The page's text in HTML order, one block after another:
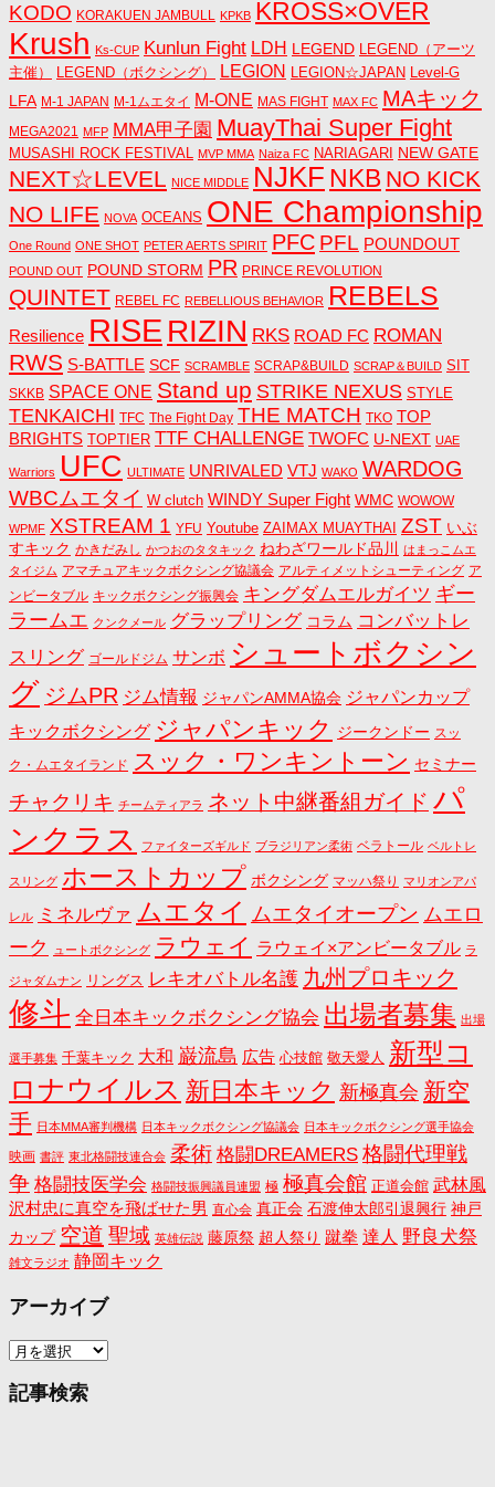
KODO KORAKUEN JAMBULL KPKB KROSS×OVER
Krush Ks-CUP Kunlun Fight LDH LEGEND LEGEND（アーツ
主催）
LEGEND（ボクシング） LEGION LEGION☆JAPAN Level-G
LFA M-1 JAPAN M-1ムエタイ M-ONE MAS FIGHT MAX FC MAキック
MEGA2021 MFP MMA甲子園 MuayThai Super Fight
MUSASHI ROCK FESTIVAL MVP MMA Naiza FC NARIAGARI NEW GATE
NEXT☆LEVEL NICE MIDDLE NJKF NKB NO KICK
NO LIFE NOVA OCEANS ONE Championship
One Round ONE SHOT PETER AERTS SPIRIT PFC PFL POUNDOUT
POUND OUT POUND STORM PR PRINCE REVOLUTION
QUINTET REBEL FC REBELLIOUS BEHAVIOR REBELS
Resilience RISE RIZIN RKS ROAD FC ROMAN
RWS S-BATTLE SCF SCRAMBLE SCRAP&BUILD SCRAP＆BUILD SIT
SKKB SPACE ONE Stand up STRIKE NEXUS STYLE
TENKAICHI TFC The Fight Day THE MATCH TKO TOP
BRIGHTS TOPTIER TTF CHALLENGE TWOFC U-NEXT UAE
Warriors UFC ULTIMATE UNRIVALED VTJ WAKO WARDOG
WBCムエタイ W clutch WINDY Super Fight WMC WOWOW
WPMF XSTREAM 1 YFU Youtube ZAIMAX MUAYTHAI ZST いぶ
すキック かきだみし かつおのタタキック ねわざワールド品川
はまっこムエ
タイジム アマチュアキックボクシング協議会 アルティメットシューティング ア
ンビータブル キックボクシング振興会 キングダムエルガイツ ギー
ラームエ クンクメール グラップリング コラム コンバットレ
スリング ゴールドジム サンボ シュートボクシン
グ ジムPR ジム情報 ジャパンAMMA協会 ジャパンカップ
キックボクシング ジャパンキック ジークンドー スッ
ク・ムエタイランド スック・ワンキントーン セミナー
チャクリキ チームティアラ ネット中継番組ガイド パ
ンクラス
ファイターズギルド ブラジリアン柔術 ベラトール ベルトレ
スリング ホーストカップ ボクシング マッハ祭り マリオンアパ
レル ミネルヴァ ムエタイ ムエタイオープン ムエロ
ーク
ュートボクシング ラウェイ ラウェイ×アンビータブル ラ
ジャダムナン リングス レキオバトル名護 九州プロキック
修斗 全日本キックボクシング協会 出場者募集 出場
選手募集 千葉キック 大和 巌流島 広告 心技館 敬天愛人 新型コ
ロナウイルス 新日本キック 新極真会 新空
手 日本MMA審判機構 日本キックボクシング協議会 日本キックボクシング選手協会
映画 書評 東北格闘技連合会 柔術 格闘DREAMERS 格闘代理戦
争 格闘技医学会 格闘技振興議員連盟 極 極真会館 正道会館 武林風
沢村忠に真空を飛ばせた男 直心会 真正会 石渡伸太郎引退興行 神戸
カップ 空道 聖域 英雄伝説 藤原祭 超人祭り 蹴拳 達人 野良犬祭
雑文ラジオ 静岡キック
アーカイブ
ア
カ
記事検索